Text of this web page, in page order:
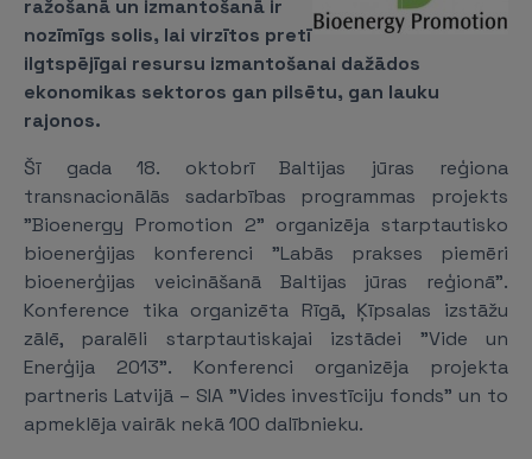
ražošanā un izmantošanā ir
nozīmīgs solis, lai virzītos pretī
ilgtspējīgai resursu izmantošanai dažādos
ekonomikas sektoros gan pilsētu, gan lauku
rajonos.
Šī gada 18. oktobrī Baltijas jūras reģiona
transnacionālās sadarbības programmas projekts
"Bioenergy Promotion 2" organizēja starptautisko
bioenerģijas konferenci "Labās prakses piemēri
bioenerģijas veicināšanā Baltijas jūras reģionā".
Konference tika organizēta Rīgā, Ķīpsalas izstāžu
zālē, paralēli starptautiskajai izstādei "Vide un
Enerģija 2013". Konferenci organizēja projekta
partneris Latvijā – SIA "Vides investīciju fonds" un to
apmeklēja vairāk nekā 100 dalībnieku.